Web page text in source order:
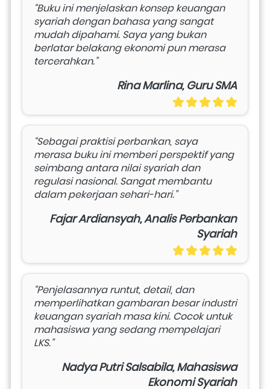
“Buku ini menjelaskan konsep keuangan
syariah dengan bahasa yang sangat
mudah dipahami. Saya yang bukan
berlatar belakang ekonomi pun merasa
tercerahkan.”
Rina Marlina, Guru SMA
“Sebagai praktisi perbankan, saya
merasa buku ini memberi perspektif yang
seimbang antara nilai syariah dan
regulasi nasional. Sangat membantu
dalam pekerjaan sehari-hari.”
Fajar Ardiansyah, Analis Perbankan
Syariah
“Penjelasannya runtut, detail, dan
memperlihatkan gambaran besar industri
keuangan syariah masa kini. Cocok untuk
mahasiswa yang sedang mempelajari
LKS.”
Nadya Putri Salsabila, Mahasiswa
Ekonomi Syariah